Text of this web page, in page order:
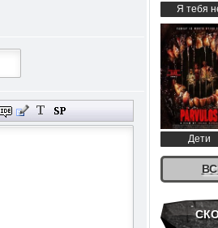
Я тебя
понимаю
Дети
(2024)